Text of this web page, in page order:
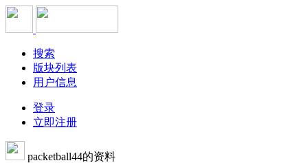
搜索
版块列表
用户信息
登录
立即注册
packetball44的资料